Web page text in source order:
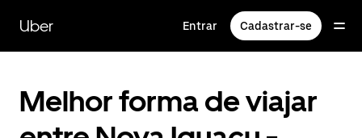
para
conteúdo
Uber Entrar Cadastrar-se
Melhor forma de viajar